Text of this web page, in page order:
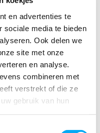
en advertenties te
sociale media te bieden
Ook delen we
site met onze
en analyse.
combineren met
verstrekt of die ze
gebruik van hun
kogeldeel C diep
voor voorraad info